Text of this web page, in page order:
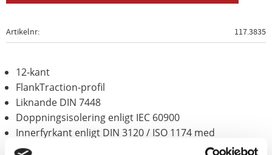
Artikelnr 117.3835
12-kant
FlankTraction-profil
Liknande DIN 7448
Doppningsisolering enligt IEC 60900
Innerfyrkant enligt DIN 3120 / ISO 1174 med
kulfångspår